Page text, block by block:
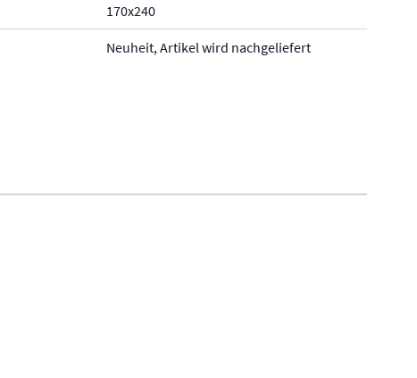
170x240
Neuheit, Artikel wird nachgeliefert